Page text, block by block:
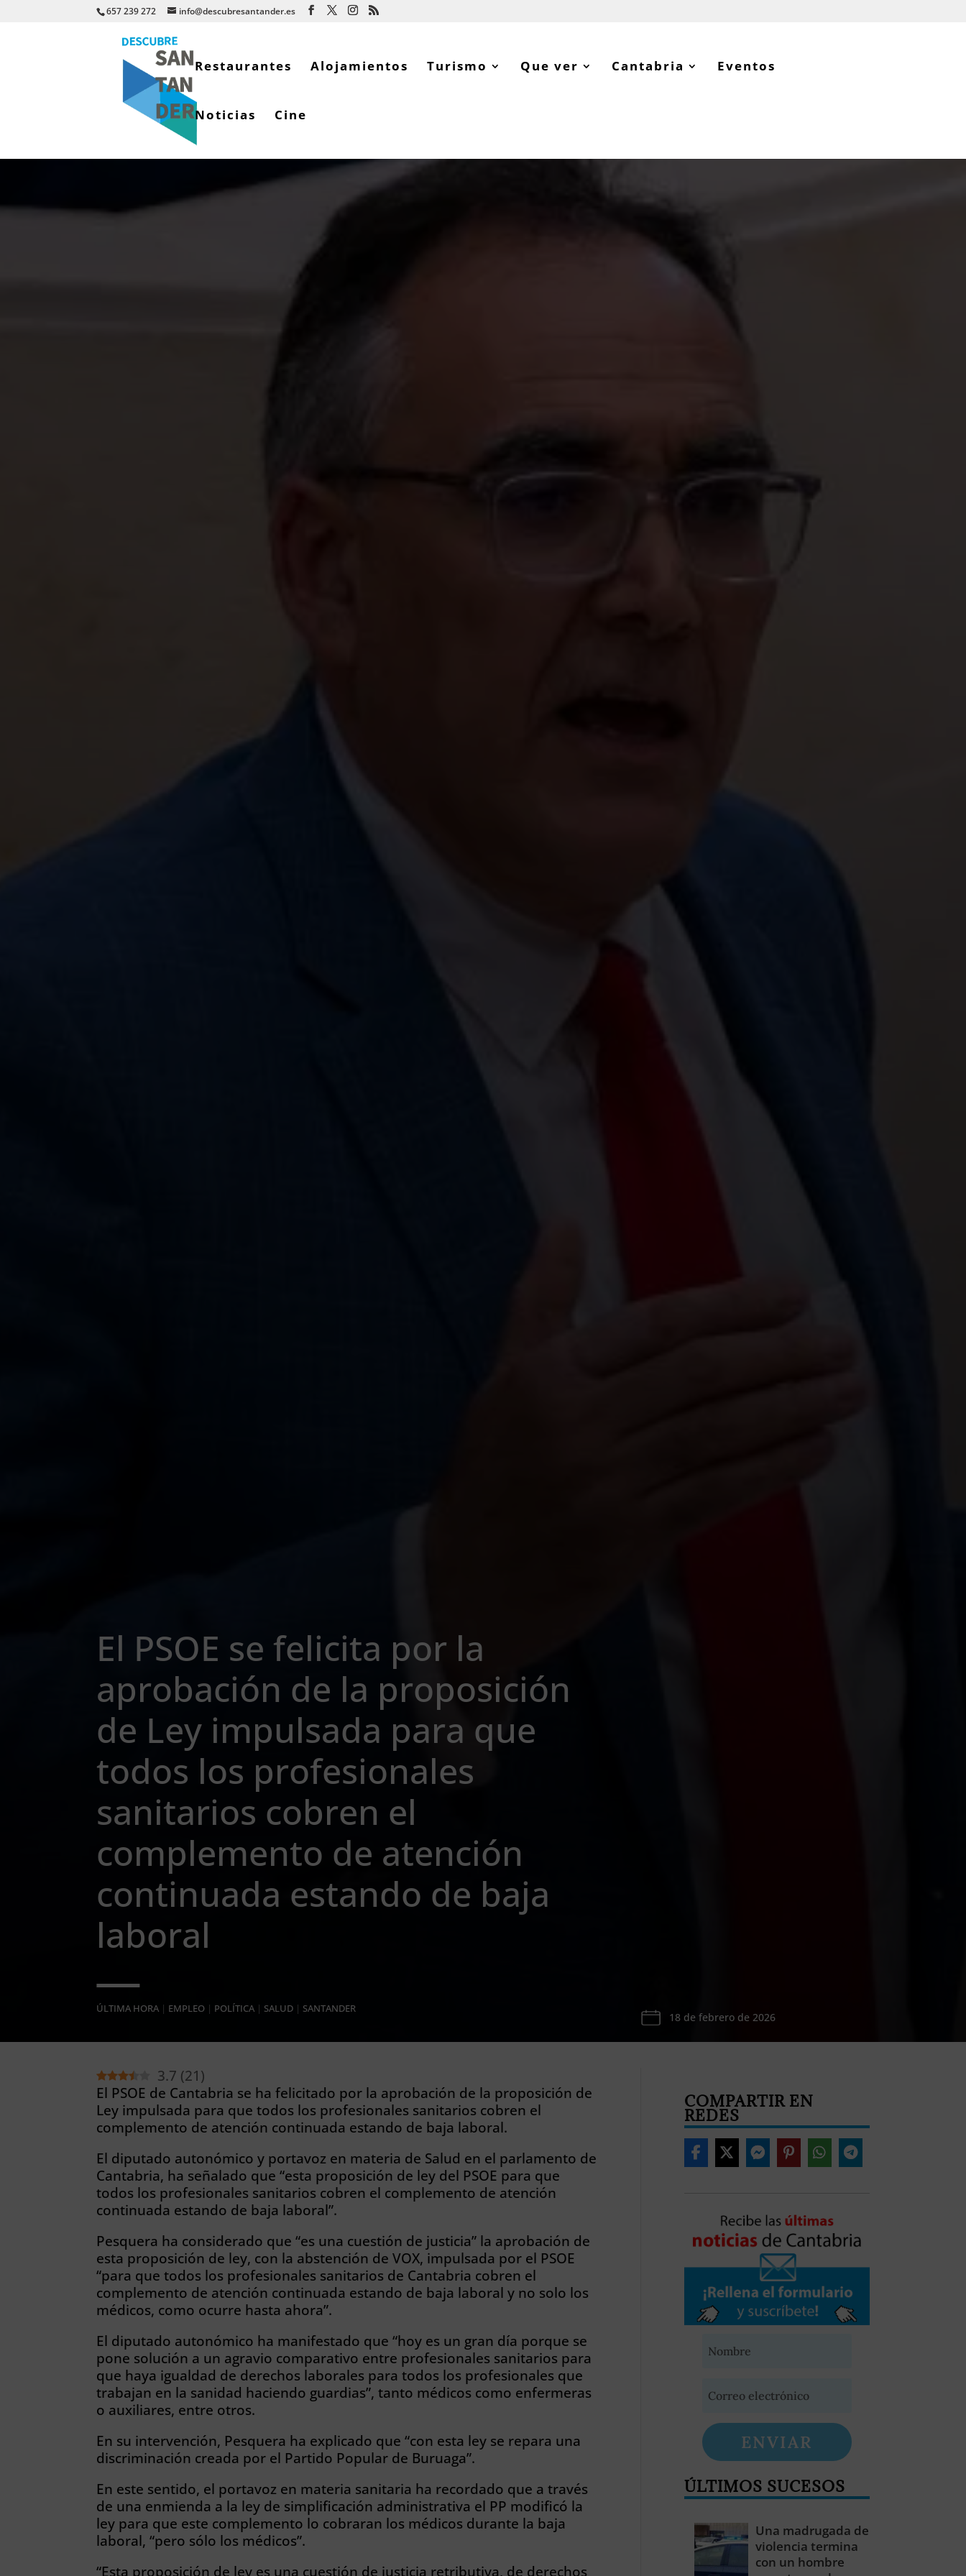
657 239 272 info@descubresantander.es
Restaurantes Alojamientos Turismo Que ver Cantabria Eventos
Noticias Cine
El PSOE se felicita por la
aprobación de la proposición
de Ley impulsada para que
todos los profesionales
sanitarios cobren el
complemento de atención
continuada estando de baja
laboral
ÚLTIMA HORA | EMPLEO | POLÍTICA | SALUD | SANTANDER
18 de febrero de 2026
3.7 (21)
El PSOE de Cantabria se ha felicitado por la aprobación de la proposición de
Ley impulsada para que todos los profesionales sanitarios cobren el
complemento de atención continuada estando de baja laboral.
El diputado autonómico y portavoz en materia de Salud en el parlamento de
Cantabria, ha señalado que “esta proposición de ley del PSOE para que
todos los profesionales sanitarios cobren el complemento de atención
continuada estando de baja laboral”.
Pesquera ha considerado que “es una cuestión de justicia” la aprobación de
esta proposición de ley, con la abstención de VOX, impulsada por el PSOE
“para que todos los profesionales sanitarios de Cantabria cobren el
complemento de atención continuada estando de baja laboral y no solo los
médicos, como ocurre hasta ahora”.
El diputado autonómico ha manifestado que “hoy es un gran día porque se
pone solución a un agravio comparativo entre profesionales sanitarios para
que haya igualdad de derechos laborales para todos los profesionales que
trabajan en la sanidad haciendo guardias”, tanto médicos como enfermeras
o auxiliares, entre otros.
En su intervención, Pesquera ha explicado que “con esta ley se repara una
discriminación creada por el Partido Popular de Buruaga”.
En este sentido, el portavoz en materia sanitaria ha recordado que a través
de una enmienda a la ley de simplificación administrativa el PP modificó la
ley para que este complemento lo cobraran los médicos durante la baja
laboral, “pero sólo los médicos”.
“Esta proposición de ley es una cuestión de justicia retributiva, de derechos
COMPARTIR EN
REDES
ENVIAR
ÚLTIMOS SUCESOS
Una madrugada de
violencia termina
con un hombre